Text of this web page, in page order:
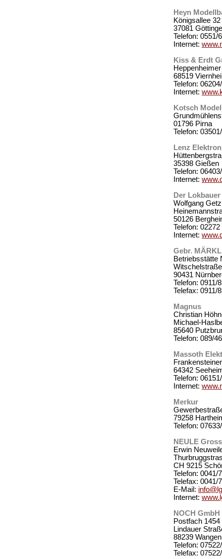
Heyn
Königsallee 32
37081
Telefon: 0551/
Internet:
Kiss & Erdt
68519
Telefon:
Internet:
Kotsch
01796 Pirna
Telefon:
Lenz
35398 Gießen
Telefon:
Internet:
Der Lokbauer
Wolfgang
50126
Telefon:
Internet:
Gebr.
Betriebsstätte
90431
Telefon: 0911/
Telefax: 0911/
Magnus
Christian
Michael-
85640
Telefon: 089/
Massoth
64342
Telefon:
Internet:
Merkur
79258
Telefon:
NEULE
Erwin
CH 9215
Telefon: 0041/
Telefax: 0041/
E-Mail:
Internet:
NOCH
Postfach 1454
Lindauer
88239
Telefon:
Telefax: